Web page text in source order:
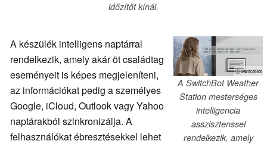
időzítőt kínál.
ⓘ SwitchBot
A SwitchBot Weather
Station mesterséges
intelligencia
asszisztenssel
rendelkezik, amely
A készülék intelligens naptárral
rendelkezik, amely akár öt családtag
eseményeit is képes megjeleníteni,
az információkat pedig a személyes
Google, iCloud, Outlook vagy Yahoo
naptárakból szinkronizálja. A
felhasználókat ébresztésekkel lehet